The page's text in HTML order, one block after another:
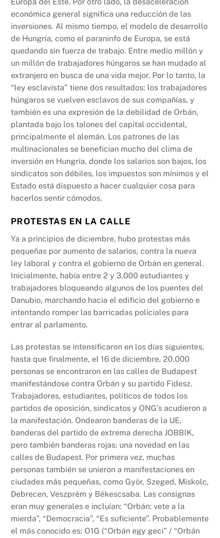
económica general significa una reducción de las
inversiones. Al mismo tiempo, el modelo de desarrollo
de Hungría, como el paraninfo de Europa, se está
quedando sin fuerza de trabajo. Entre medio millón y
un millón de trabajadores húngaros se han mudado al
extranjero en busca de una vida mejor. Por lo tanto, la
“ley esclavista” tiene dos resultados: los trabajadores
húngaros se vuelven esclavos de sus compañías, y
también es una expresión de la debilidad de Orbán,
plantada bajo los talones del capital occidental,
principalmente el alemán. Los patrones de las
multinacionales se benefician mucho del clima de
inversión en Hungría, donde los salarios son bajos, los
sindicatos son débiles, los impuestos son mínimos y el
Estado está dispuesto a hacer cualquier cosa para
hacerlos sentir cómodos.
PROTESTAS EN LA CALLE
Ya a principios de diciembre, hubo protestas más
pequeñas por aumento de salarios, contra la nueva
ley laboral y contra el gobierno de Orbán en general.
Inicialmente, había entre 2 y 3.000 estudiantes y
trabajadores bloqueando algunos de los puentes del
Danubio, marchando hacia el edificio del gobierno e
intentando romper las barricadas policiales para
entrar al parlamento.
Las protestas se intensificaron en los días siguientes,
hasta que finalmente, el 16 de diciembre, 20.000
personas se encontraron en las calles de Budapest
manifestándose contra Orbán y su partido Fidesz.
Trabajadores, estudiantes, políticos de todos los
partidos de oposición, sindicatos y ONG’s acudieron a
la manifestación. Ondearon banderas de la UE,
banderas del partido de extrema derecha JOBBIK,
pero también banderas rojas: una novedad en las
calles de Budapest. Por primera vez, muchas
personas también se unieron a manifestaciones en
ciudades más pequeñas, como Györ, Szeged, Miskolc,
Debrecen, Veszprém y Békescsaba. Las consignas
eran muy generales e incluían: “Orbán: vete a la
mierda”, “Democracia”, “Es suficiente”. Probablemente
el más conocido es: O1G (“Orbán egy geci” / “Orbán